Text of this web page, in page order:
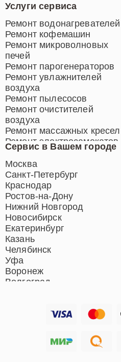
Сервис в Вашем городе
Москва
Санкт-Петербург
Краснодар
Ростов-на-Дону
Нижний Новгород
Новосибирск
Екатеринбург
Казань
Челябинск
Уфа
Воронеж
Волгоград
Хабаровск
Услуги сервиса
Ремонт водонагревателей
Ремонт кофемашин
Ремонт микроволновых
печей
Ремонт парогенераторов
Ремонт увлажнителей
воздуха
Ремонт пылесосов
Ремонт очистителей
воздуха
Ремонт массажных кресел
Ремонт электросамокатов
Ремонт индукционных плит
Ремонт роботов-пылесосов
Ремонт гладильных систем
Ремонт отпаривателей
Ремонт вертикальных
пылесосов